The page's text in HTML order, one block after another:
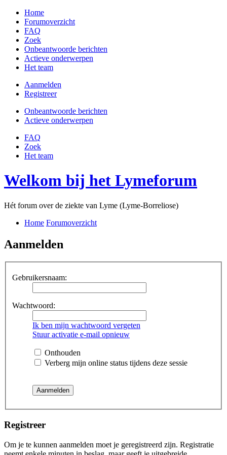
Home
Forumoverzicht
FAQ
Zoek
Onbeantwoorde berichten
Actieve onderwerpen
Het team
Aanmelden
Registreer
Onbeantwoorde berichten
Actieve onderwerpen
FAQ
Zoek
Het team
Welkom bij het Lymeforum
Hét forum over de ziekte van Lyme (Lyme-Borreliose)
Home Forumoverzicht
Aanmelden
Gebruikersnaam:
Wachtwoord:
Ik ben mijn wachtwoord vergeten
Stuur activatie e-mail opnieuw
Onthouden
Verberg mijn online status tijdens deze sessie
Registreer
Om je te kunnen aanmelden moet je geregistreerd zijn. Registratie